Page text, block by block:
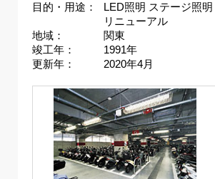
目的・用途：
LED照明 ステージ照明
リニューアル
地域：
関東
竣工年：
1991年
更新年：
2020年4月